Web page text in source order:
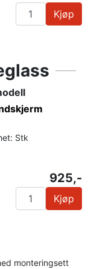
Kjøp
Stk
925,-
Kjøp
monteringsett